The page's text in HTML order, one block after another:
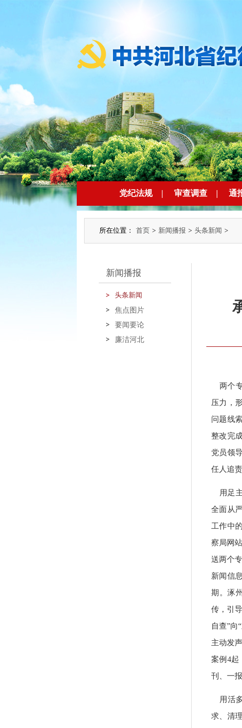
党纪法规 | 审查调查 | 通
所在位置： 首页 > 新闻播报 > 头条新闻 >
新闻播报
头条新闻
焦点图片
要闻要论
廉洁河北
两个专
压力，
问题线
整改完
党员领
任人追
用足主
全面从
工作中
察局网
送两个
新闻信
期。涿
传，引
自查”向
主动发
案例4起
刊、一
用活多
求、清